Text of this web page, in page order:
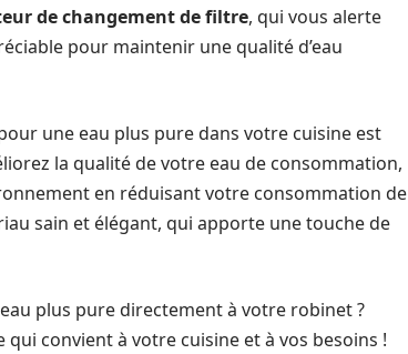
de changement de filtre, qui vous alerte
pour maintenir une qualité d’eau
une eau plus pure dans votre cuisine est
la qualité de votre eau de consommation,
en réduisant votre consommation de
sain et élégant, qui apporte une touche de
plus pure directement à votre robinet ?
convient à votre cuisine et à vos besoins !